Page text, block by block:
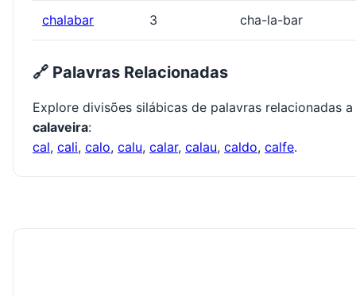
chalabar 3 cha-la-bar
🔗 Palavras Relacionadas
Explore divisões silábicas de palavras relacionadas a
calaveira:
cal, cali, calo, calu, calar, calau, caldo, calfe.